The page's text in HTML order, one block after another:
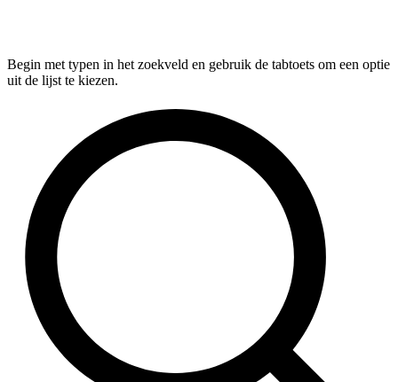
Begin met typen in het zoekveld en gebruik de tabtoets om een optie
uit de lijst te kiezen.